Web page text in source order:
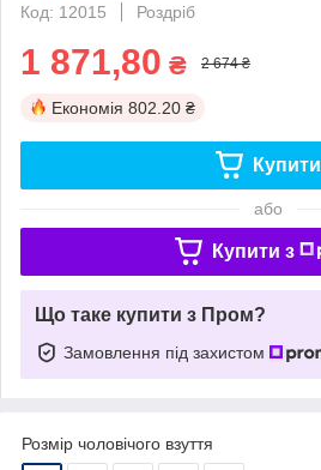
Код: 12015
Роздріб
1 871,80 ₴ 2 674 ₴
Економія 802.20 ₴
Купити
або
Купити з
Що таке купити з Пром?
Замовлення під захистом
Розмір чоловічого взуття